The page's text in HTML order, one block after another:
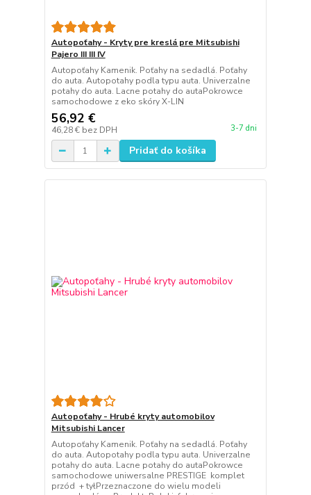
Autopoťahy - Kryty pre kreslá pre Mitsubishi
Pajero III III IV
Autopoťahy Kamenik. Poťahy na sedadlá. Poťahy
do auta. Autopotahy podla typu auta. Univerzalne
potahy do auta. Lacne potahy do autaPokrowce
samochodowe z eko skóry X-LIN
56,92 €
46,28 € bez DPH 3-7 dni
Pridať do košíka
Autopoťahy - Hrubé kryty automobilov
Mitsubishi Lancer
Autopoťahy Kamenik. Poťahy na sedadlá. Poťahy
do auta. Autopotahy podla typu auta. Univerzalne
potahy do auta. Lacne potahy do autaPokrowce
samochodowe uniwersalne PRESTIGE komplet
przód + tyłPrzeznaczone do wielu modeli